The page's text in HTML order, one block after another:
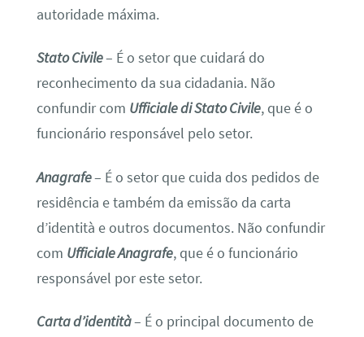
autoridade máxima.
Stato Civile– É o setor que cuidará do
reconhecimento da sua cidadania. Não
confundir com Ufficiale di Stato Civile, que é o
funcionário responsável pelo setor.
Anagrafe– É o setor que cuida dos pedidos de
residência e também da emissão da carta
d’identità e outros documentos. Não confundir
com Ufficiale Anagrafe, que é o funcionário
responsável por este setor.
Carta d’identità– É o principal documento de